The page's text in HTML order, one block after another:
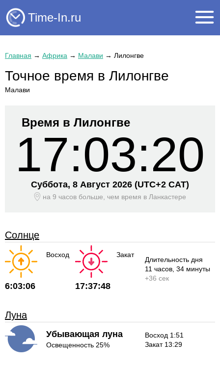
Time-In.ru
Главная → Африка → Малави → Лилонгве
Точное время в Лилонгве
Малави
Время в Лилонгве
17:03:20
Суббота, 8 Август 2026 (UTC+2 CAT)
на 9 часов больше, чем время в Ланкастере
Солнце
Восход
6:03:06
Закат
17:37:48
Длительность дня
11 часов , 34 минуты
+36 сек
Луна
Убывающая луна
Освещенность 25%
Восход 1:51
Закат 13:29